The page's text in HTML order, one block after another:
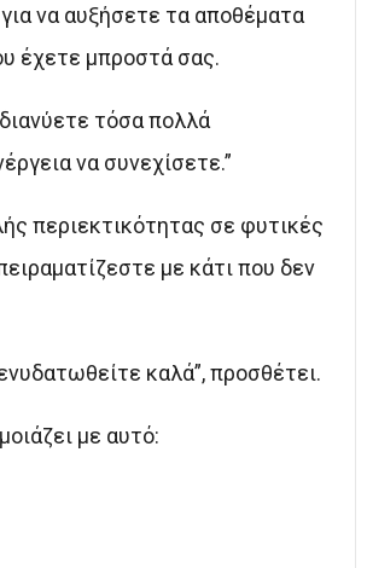
να αυξήσετε τα αποθέματα
έχετε μπροστά σας.
τόσα πολλά
να συνεχίσετε.”
περιεκτικότητας σε φυτικές
με κάτι που δεν
καλά”, προσθέτει.
με αυτό: